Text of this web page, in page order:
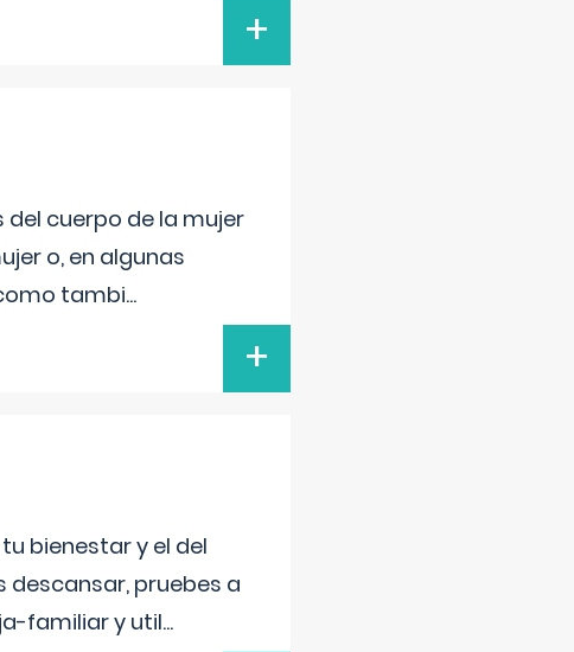
+
del cuerpo de la mujer
o, en algunas
tambi...
+
bienestar y el del
pruebes a
familiar y util...